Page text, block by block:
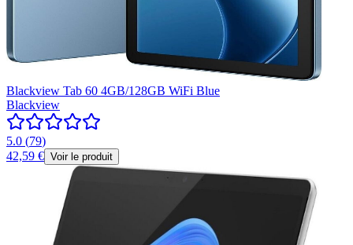
Blackview Tab 60 4GB/128GB WiFi Blue
Blackview
5.0 (79)
42,59 € Voir le produit